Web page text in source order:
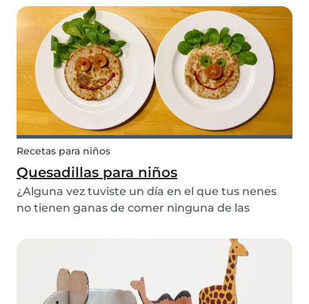
patas? ¡Mira nuestro artículo a continuación y
descubrí a qué cosas les tenés que prestar
atención cuando bus...
Recetas para niños
Quesadillas para niños
¿Alguna vez tuviste un día en el que tus nenes
no tienen ganas de comer ninguna de las
sí! Si estás buscando un snack saludable y lindo
que no solo esté muy rico, sino que también esté